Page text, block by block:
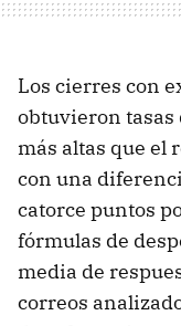
Los cierres con
obtuvieron tasas
más altas que el
con una
catorce puntos
fórmulas de
media de
correos